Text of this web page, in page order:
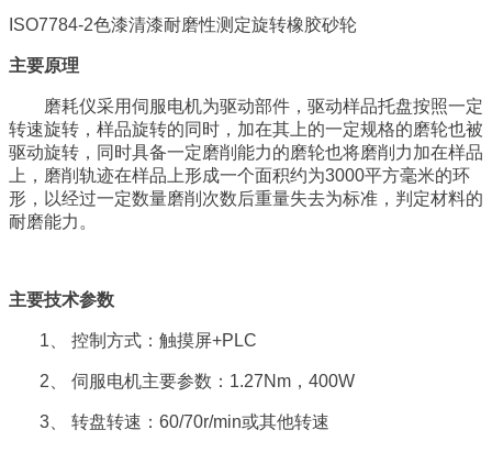
ISO7784-2色漆清漆耐磨性测定旋转橡胶砂轮
主要原理
磨耗仪采用伺服电机为驱动部件，驱动样品托盘按照一定
转速旋转，样品旋转的同时，加在其上的一定规格的磨轮也被
驱动旋转，同时具备一定磨削能力的磨轮也将磨削力加在样品
上，磨削轨迹在样品上形成一个面积约为3000平方毫米的环
形，以经过一定数量磨削次数后重量失去为标准，判定材料的
耐磨能力。
主要技术参数
1、 控制方式：触摸屏+PLC
2、 伺服电机主要参数：1.27Nm，400W
3、 转盘转速：60/70r/min或其他转速